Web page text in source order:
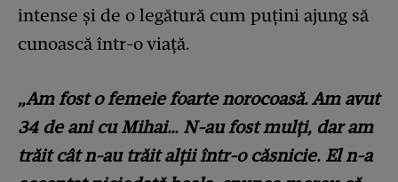
intense și de o legătură cum puțini ajung să
cunoască într-o viață.
„Am fost o femeie foarte norocoasă. Am avut
34 de ani cu Mihai… N-au fost mulți, dar am
trăit cât n-au trăit alții într-o căsnicie. El n-a